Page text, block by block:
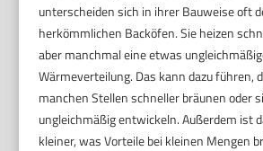
unterscheiden sich in ihrer Bauweise oft
herkömmlichen Backöfen. Sie heizen
aber manchmal eine etwas
Wärmeverteilung. Das kann dazu führen,
manchen Stellen schneller bräunen oder
ungleichmäßig entwickeln. Außerdem ist
kleiner, was Vorteile bei kleinen Mengen